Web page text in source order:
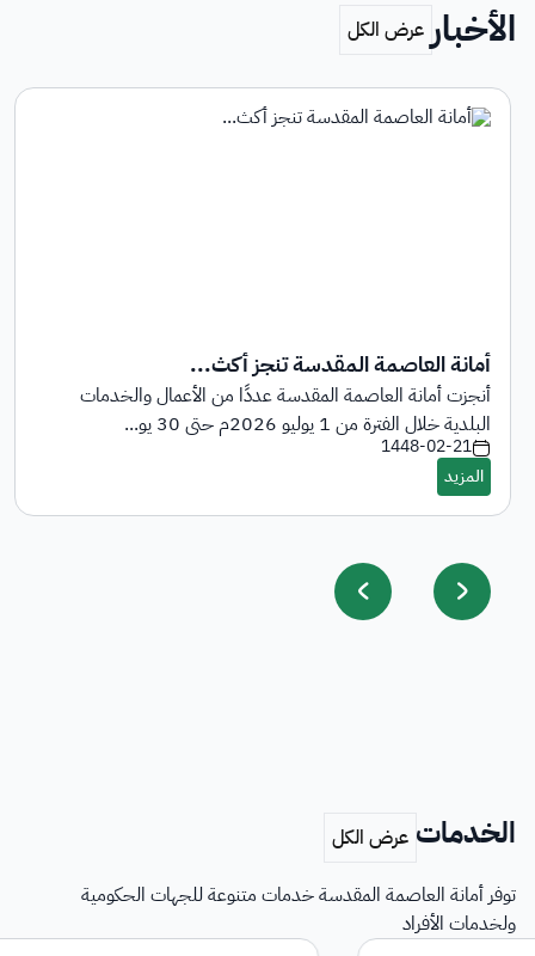
الأخبار
أمانة العاصمة المقدسة تنجز أكث...
أنجزت أمانة العاصمة المقدسة عددًا من الأعمال والخدمات
البلدية خلال الفترة من 1 يوليو 2026م حتى 30 يو...
1448-02-21
الخدمات
توفر أمانة العاصمة المقدسة خدمات متنوعة للجهات الحكومية
ولخدمات الأفراد